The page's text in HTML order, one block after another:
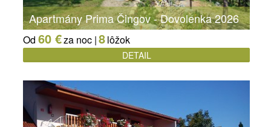
Apartmány Prima Čingov - Dovolenka 2026
Od 60 €za noc |8lôžok
DETAIL